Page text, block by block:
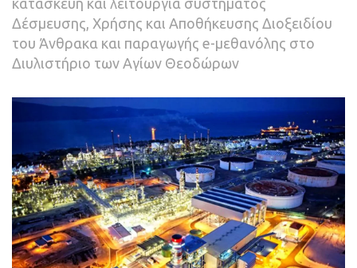
Δέσμευσης, Χρήσης και Αποθήκευσης Διοξειδίου
του Άνθρακα και παραγωγής e-μεθανόλης στο
Διυλιστήριο των Αγίων Θεοδώρων